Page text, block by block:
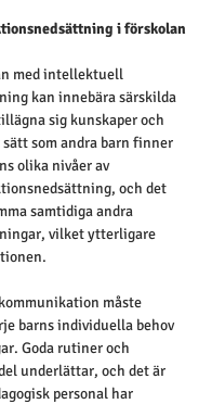
i förskolan
med intellektuell
kan innebära särskilda
sig kunskaper och
som andra barn finner
olika nivåer av
och det
samtidiga andra
vilket ytterligare
måste
barns individuella behov
Goda rutiner och
underlättar, och det är
personal har